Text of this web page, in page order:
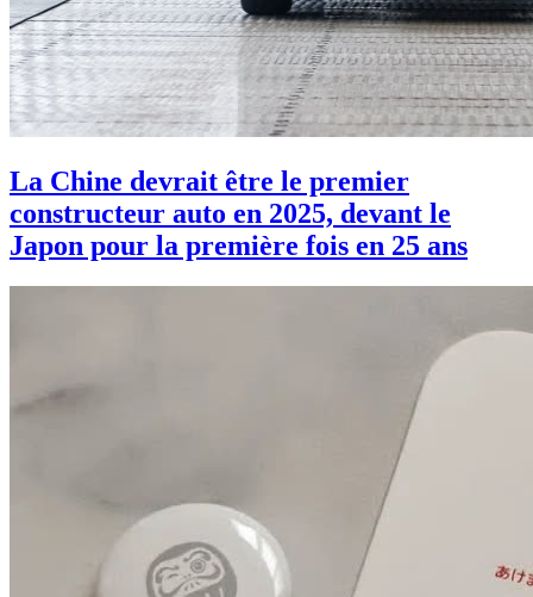
La Chine devrait être le premier
constructeur auto en 2025, devant le
Japon pour la première fois en 25 ans